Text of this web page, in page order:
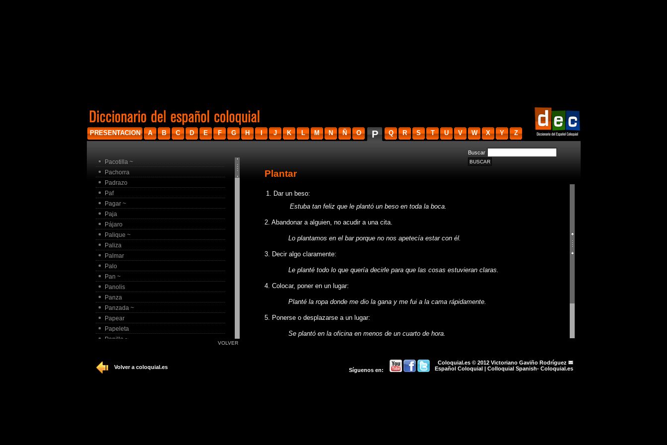
PRESENTACION A B C D E F G H I J K L M N Ñ O P Q R S T U V W X Y Z
Pacotilla ~
Pachorra
Padrazo
Paf
Pagar ~
Paja
Pájaro
Palique ~
Paliza
Palmar
Palo
Pan ~
Panolis
Panza
Panzada ~
Papear
Papeleta
Papilla ~
Parida
VOLVER
Buscar
Plantar
1. Dar un beso:
Estuba tan feliz que le plantó un beso en toda la boca.
2. Abandonar a alguien, no acudir a una cita.
Lo plantamos en el bar porque no nos apetecía estar con él.
3. Decir algo claramente:
Le planté todo lo que quería decirle para que las cosas estuvieran claras.
4. Colocar, poner en un lugar:
Planté la ropa donde me dio la gana y me fui a la cama rápidamente.
5. Ponerse o desplazarse a un lugar:
Se plantó en la oficina en menos de un cuarto de hora.
Hay que plantar cara a todas asesas situaciones extrañas y desagradables.
Volver a coloquial.es
Coloquial.es © 2012 Victoriano Gaviño Rodríguez
Español Coloquial | Colloquial Spanish- Coloquial.es
Síguenos en: